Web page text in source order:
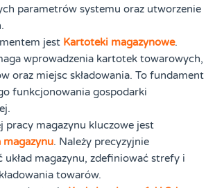
parametrów systemu oraz utworzenie
jest Kartoteki magazynowe.
wprowadzenia kartotek towarowych,
oraz miejsc składowania. To fundament
funkcjonowania gospodarki
pracy magazynu kluczowe jest
magazynu. Należy precyzyjnie
układ magazynu, zdefiniować strefy i
towarów.